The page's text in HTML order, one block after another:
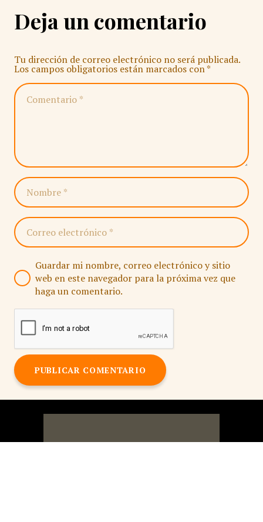
Deja un comentario
Tu dirección de correo electrónico no será publicada.
Los campos obligatorios están marcados con*
Guardar mi nombre, correo electrónico y sitio
web en este navegador para la próxima vez que
haga un comentario.
PUBLICAR COMENTARIO